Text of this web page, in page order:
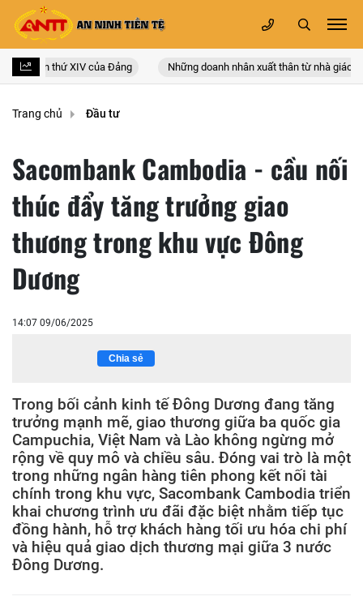
lần thứ XIV của Đảng Những doanh nhân xuất thân từ nhà giáo
Trang chủ Đầu tư
Sacombank Cambodia - cầu nối
thúc đẩy tăng trưởng giao
thương trong khu vực Đông
Dương
14:07 09/06/2025
Chia sẻ
Trong bối cảnh kinh tế Đông Dương đang tăng
trưởng mạnh mẽ, giao thương giữa ba quốc gia
Campuchia, Việt Nam và Lào không ngừng mở
rộng về quy mô và chiều sâu. Đóng vai trò là một
trong những ngân hàng tiên phong kết nối tài
chính trong khu vực, Sacombank Cambodia triển
khai chương trình ưu đãi đặc biệt nhằm tiếp tục
đồng hành, hỗ trợ khách hàng tối ưu hóa chi phí
và hiệu quả giao dịch thương mại giữa 3 nước
Đông Dương.